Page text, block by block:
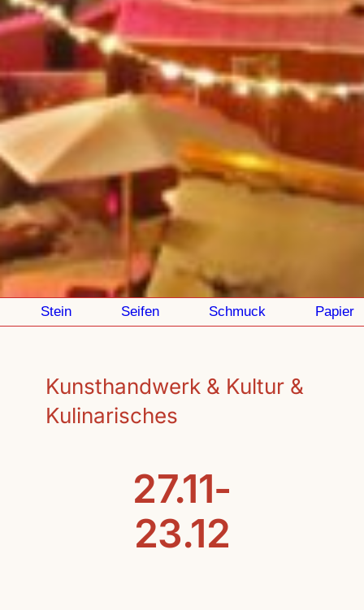
Stein Seifen Schmuck Papier
Kunsthandwerk & Kultur &
Kulinarisches
27.11-
23.12